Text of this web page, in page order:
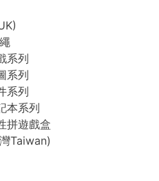
系列
系列
系列
本系列
拼遊戲盒
Taiwan)